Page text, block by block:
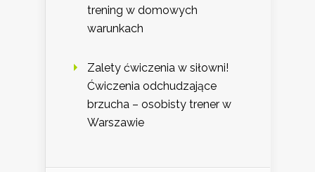
trening w domowych
warunkach
Zalety ćwiczenia w siłowni!
Ćwiczenia odchudzające
brzucha – osobisty trener w
Warszawie